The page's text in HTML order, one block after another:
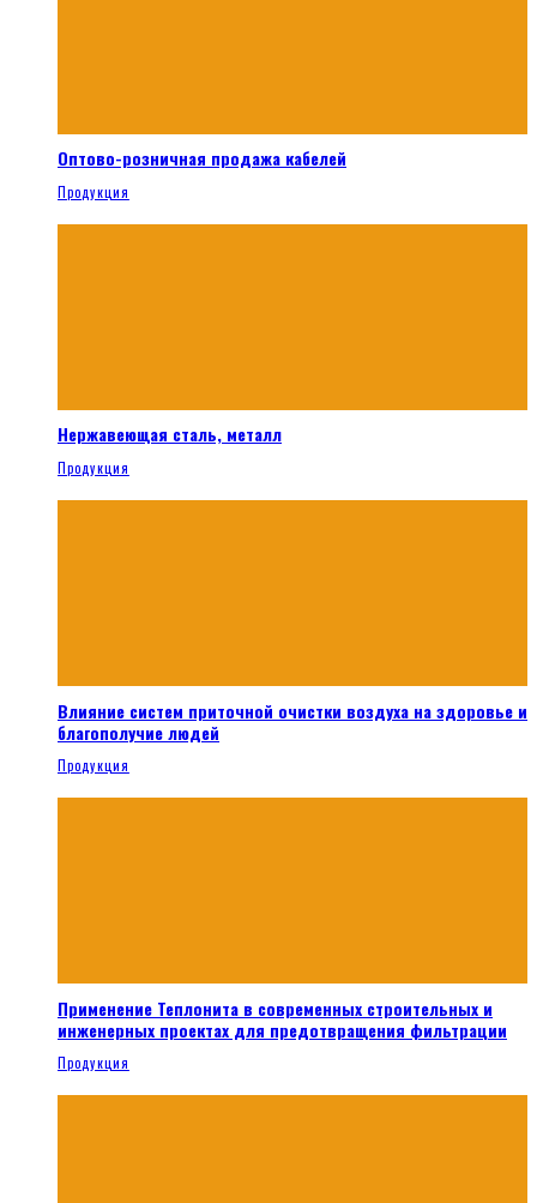
Оптово-розничная продажа кабелей
Продукция
Нержавеющая сталь, металл
Продукция
Влияние систем приточной очистки воздуха на здоровье и
благополучие людей
Продукция
Применение Теплонита в современных строительных и
инженерных проектах для предотвращения фильтрации
Продукция